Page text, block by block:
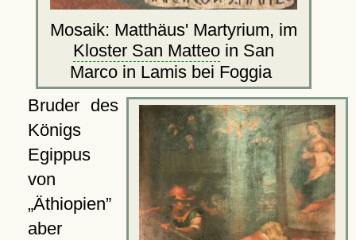
Mosaik: Matthäus' Martyrium, im
Kloster San Matteoin San
Marco in Lamis bei Foggia
Bruder des
Königs
Egippus
von
Äthiopien
aber